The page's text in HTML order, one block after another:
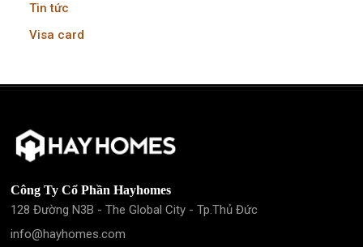
Tin tức
Visa card
Công Ty Cổ Phần Hayhomes
128 Đường N3B - The Global City - Tp.Thủ Đức
info@hayhomes.com